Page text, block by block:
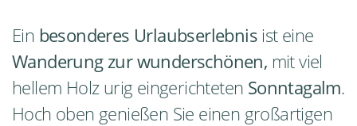
Ein besonderes Urlaubserlebnis ist eine
Wanderung zur wunderschönen, mit viel
hellem Holz urig eingerichteten Sonntagalm.
Hoch oben genießen Sie einen großartigen